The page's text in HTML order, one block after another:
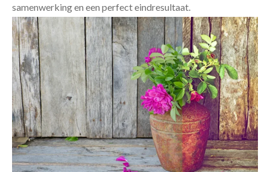
samenwerking en een perfect eindresultaat.